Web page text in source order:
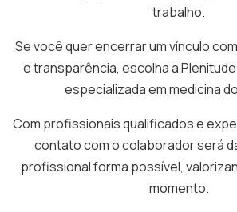
trabalho.
Se você quer encerrar um vínculo
e transparência, escolha a
especializada em medicina
Com profissionais qualificados e
contato com o colaborador será
profissional forma possível,
momento.